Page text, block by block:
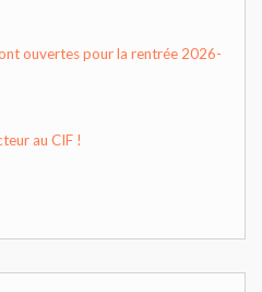
ouvertes pour la rentrée 2026-
au CIF !